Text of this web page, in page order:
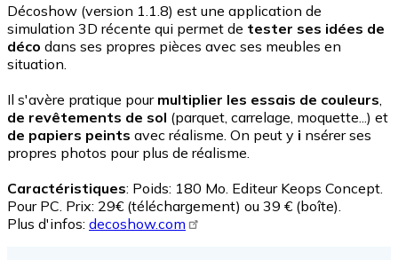
Décoshow (version 1.1.8) est une application de
simulation 3D récente qui permet de tester ses idées de
déco dans ses propres pièces avec ses meubles en
situation.
Il s'avère pratique pour multiplier les essais de couleurs
de revêtements de sol (parquet, carrelage, moquette...) et
de papiers peints avec réalisme. On peut y i nsérer ses
propres photos pour plus de réalisme.
Caractéristiques: Poids: 180 Mo. Editeur Keops Concept.
Pour PC. Prix: 29€ (téléchargement) ou 39 € (boîte).
Plus d'infos: decoshow.com